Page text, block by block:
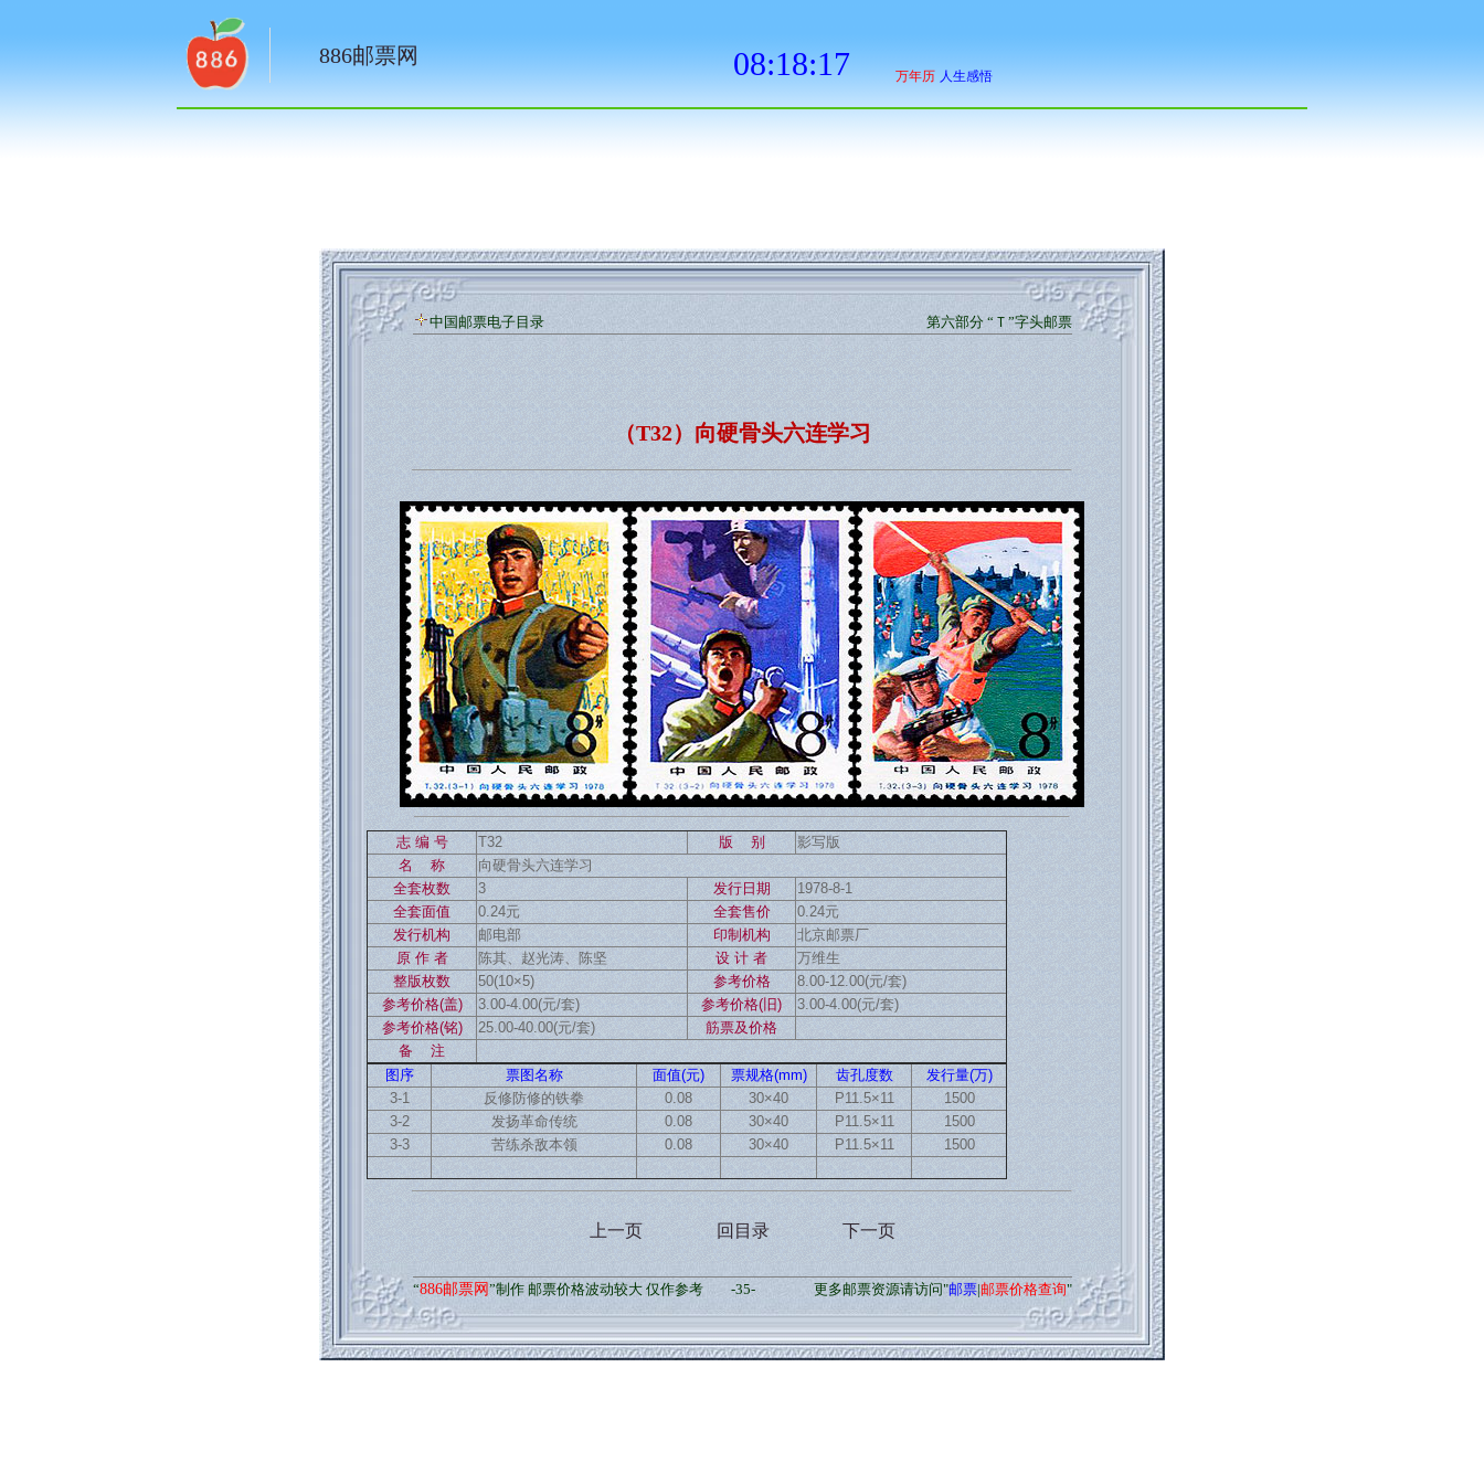
886邮票网
中国邮票电子目录 第六部分 “Ｔ”字头邮票
（T32）向硬骨头六连学习
志 编 号 T32 版 别
影写版
名 称
向硬骨头六连学习
全套枚数
3 发行日期
1978-8-1
全套面值
0.24元 全套售价
0.24元
发行机构
邮电部 印制机构
北京邮票厂
原 作 者
陈其、赵光涛、陈坚 设 计 者
万维生
整版枚数
50(10×5) 参考价格
8.00-12.00(元/套)
参考价格(盖)
3.00-4.00(元/套) 参考价格(旧)
3.00-4.00(元/套)
参考价格(铭)
25.00-40.00(元/套)
筋票及价格
备 注
图序
票图名称 面值(元) 票规格(mm) 齿孔度数
发行量(万)
3-1
反修防修的铁拳 0.08 30×40 P11.5×11
1500
3-2
发扬革命传统 0.08 30×40 P11.5×11
1500
3-3
苦练杀敌本领 0.08 30×40 P11.5×11 1500
上一页 回目录 下一页
“886邮票网 ”制作 邮票价格波动较大 仅作参考 -35- 更多邮票资源请访问"邮票|邮票价格查询"